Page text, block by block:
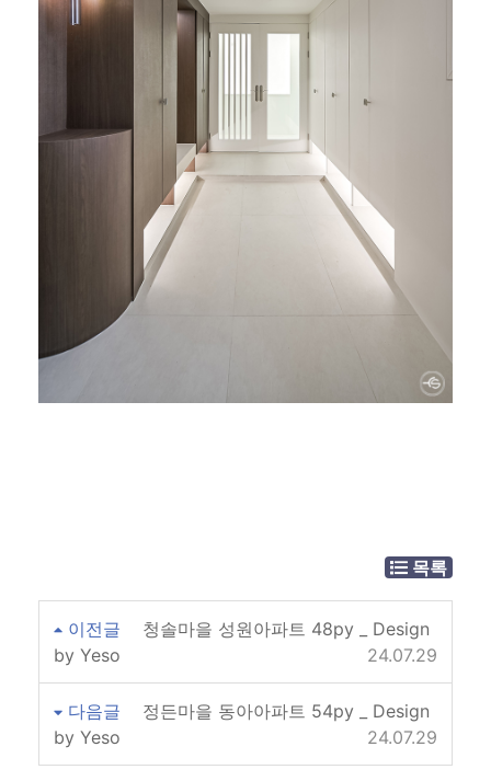
목록
이전글
청솔마을 성원아파트 48py _ Design
by Yeso
24.07.29
다음글
정든마을 동아아파트 54py _ Design
by Yeso
24.07.29